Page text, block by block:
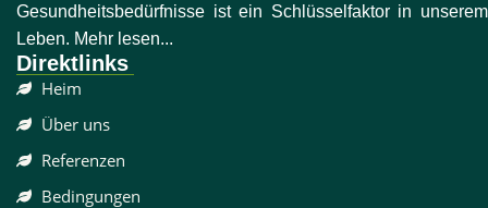
Gesundheitsbedürfnisse ist ein Schlüsselfaktor in unserem
Leben. Mehr lesen...
Direktlinks
Heim
Über uns
Referenzen
Bedingungen